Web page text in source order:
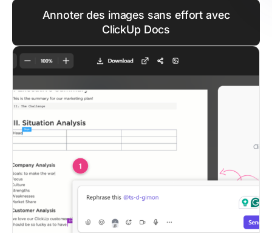
Annoter des images sans effort avec
ClickUp Docs